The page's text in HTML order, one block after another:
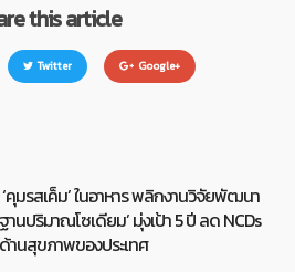
this article
Twitter Google+
คุมรสเค็ม’ ในอาหาร พลิกงานวิจัยพัฒนา
นปริมาณโซเดียม’ มุ่งเป้า 5 ปี ลด NCDs
านสุขภาพของประเทศ